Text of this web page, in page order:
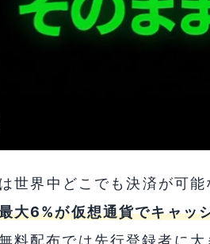
は世界中どこでも決済が可
大6%が仮想通貨でキャッ
料配布では先行登録者に大